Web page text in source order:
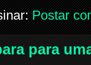
Postar
para